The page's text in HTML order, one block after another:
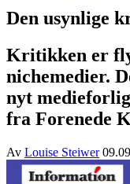
Den usynlige
Kritikken er
nichemedier.
nyt
fra Forenede
Av Louise Steiwer